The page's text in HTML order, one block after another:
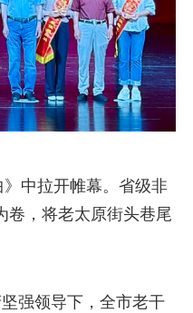
中拉开帷幕。省级非
卷，将老太原街头巷尾
强领导下，全市老干